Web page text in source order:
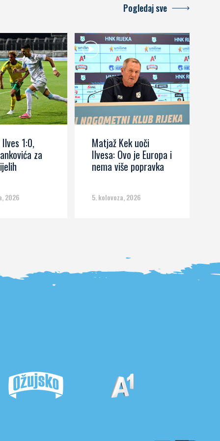
Pogledaj sve
1:0,
za
2026
Matjaž Kek uoči
Ilvesa: Ovo je Europa i
nema više popravka
5. kolovoza, 2026